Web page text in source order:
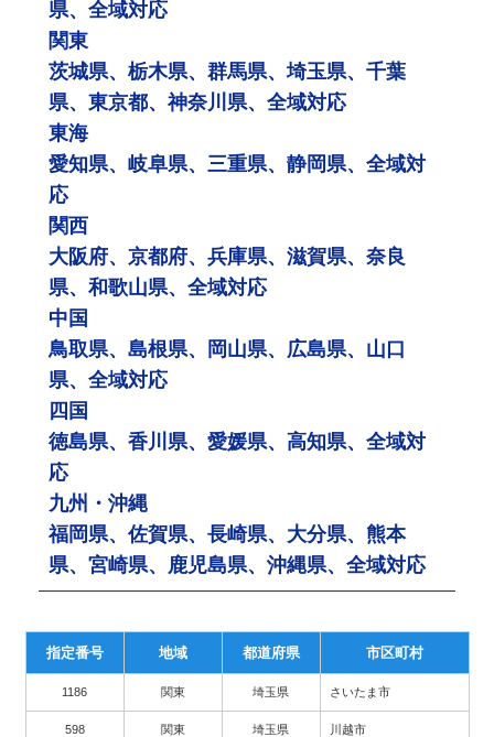
県、全域対応
関東
茨城県、栃木県、群馬県、埼玉県、千葉
県、東京都、神奈川県、全域対応
東海
愛知県、岐阜県、三重県、静岡県、全域対
応
関西
大阪府、京都府、兵庫県、滋賀県、奈良
県、和歌山県、全域対応
中国
鳥取県、島根県、岡山県、広島県、山口
県、全域対応
四国
徳島県、香川県、愛媛県、高知県、全域対
応
九州・沖縄
福岡県、佐賀県、長崎県、大分県、熊本
県、宮崎県、鹿児島県、沖縄県、全域対応
指定番号 地域 都道府県 市区町村
1186 関東 埼玉県 さいたま市
598 関東 埼玉県 川越市